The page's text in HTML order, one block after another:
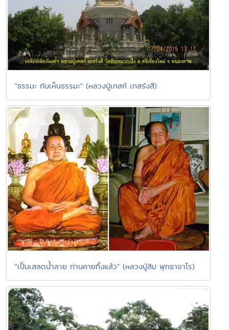
"ธรรมะ กับเห็นธรรมะ" (หลวงปู่เทสก์ เทสรังสี)
"เป็นเสลดน้ำลาย ท่านคายทิ้งแล้ว" (หลวงปู่สิม พุทธาจาโร)